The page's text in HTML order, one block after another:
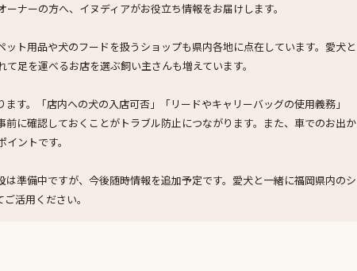
ナーの方へ、イヌディアがお役立ち情報をお届けします。
ト用品や犬のフードを扱うショップも県内各地に点在しています。愛犬と
足を運べるお店を選ぶ飼い主さんも増えています。
す。「店内への犬の入店可否」「リードやキャリーバッグの使用義務」
前に確認しておくことがトラブル防止につながります。また、車でのお出か
ントです。
準備中ですが、今後随時情報を追加予定です。愛犬と一緒に福岡県内のシ
活用ください。